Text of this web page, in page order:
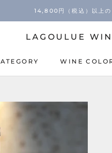
14,800円（税込）以上の
WINE
LAGOULUE